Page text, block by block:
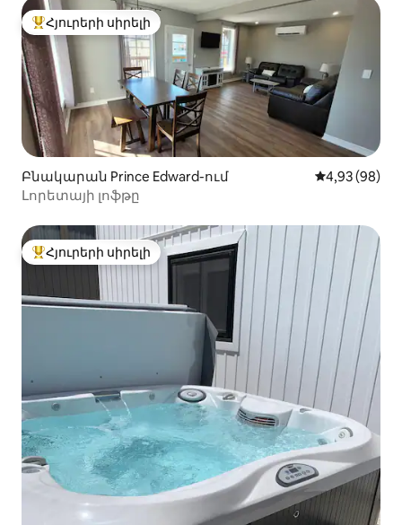
Հյուրերի սիրելի լավագույն տները
Հյուրերի սիրելի
Բնակարան Prince Edward-ում Միջին
4,93 (98)
Լորետայի լոֆթը
Հյուրերի սիրելի լավագույն տները
Հյուրերի սիրելի